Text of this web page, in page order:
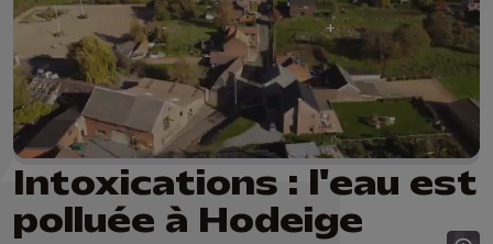
Intoxications : l'eau est
polluée à Hodeige